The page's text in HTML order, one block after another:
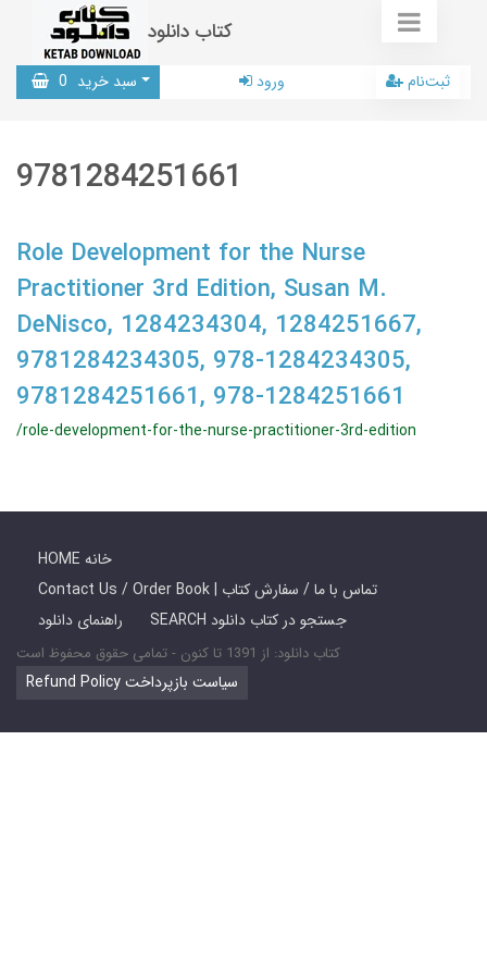
کتاب دانلود
سبد خرید 0 ورود ثبت‌نام
9781284251661
Role Development for the Nurse
Practitioner 3rd Edition, Susan M.
DeNisco, 1284234304, 1284251667,
9781284234305, 978-1284234305,
9781284251661, 978-1284251661
/role-development-for-the-nurse-practitioner-3rd-edition
HOME خانه
Contact Us / Order Book | تماس با ما / سفارش کتاب
راهنمای دانلود
SEARCH جستجو در کتاب دانلود
کتاب دانلود: از 1391 تا کنون - تمامی حقوق محفوظ است
Refund Policy سیاست بازپرداخت